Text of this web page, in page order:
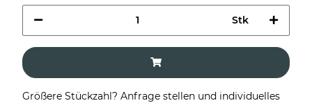
Stk
Größere Stückzahl? Anfrage stellen und individuelles